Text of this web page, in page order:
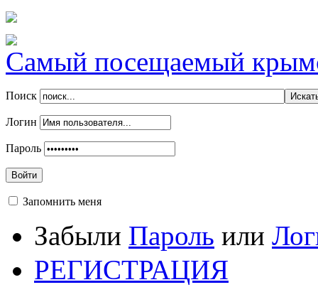
Самый посещаемый
Поиск
Логин
Пароль
Войти
Запомнить меня
Забыли Пароль или
РЕГИСТРАЦИЯ